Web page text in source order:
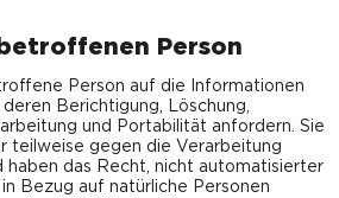
Person
Person auf die Informationen
Berichtigung, Löschung,
und Portabilität anfordern. Sie
teilweise gegen die Verarbeitung
haben das Recht, nicht automatisierter
Bezug auf natürliche Personen